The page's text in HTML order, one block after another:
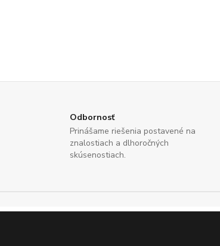
Odbornosť
Prinášame riešenia postavené na
znalostiach a dlhoročných
skúsenostiach.